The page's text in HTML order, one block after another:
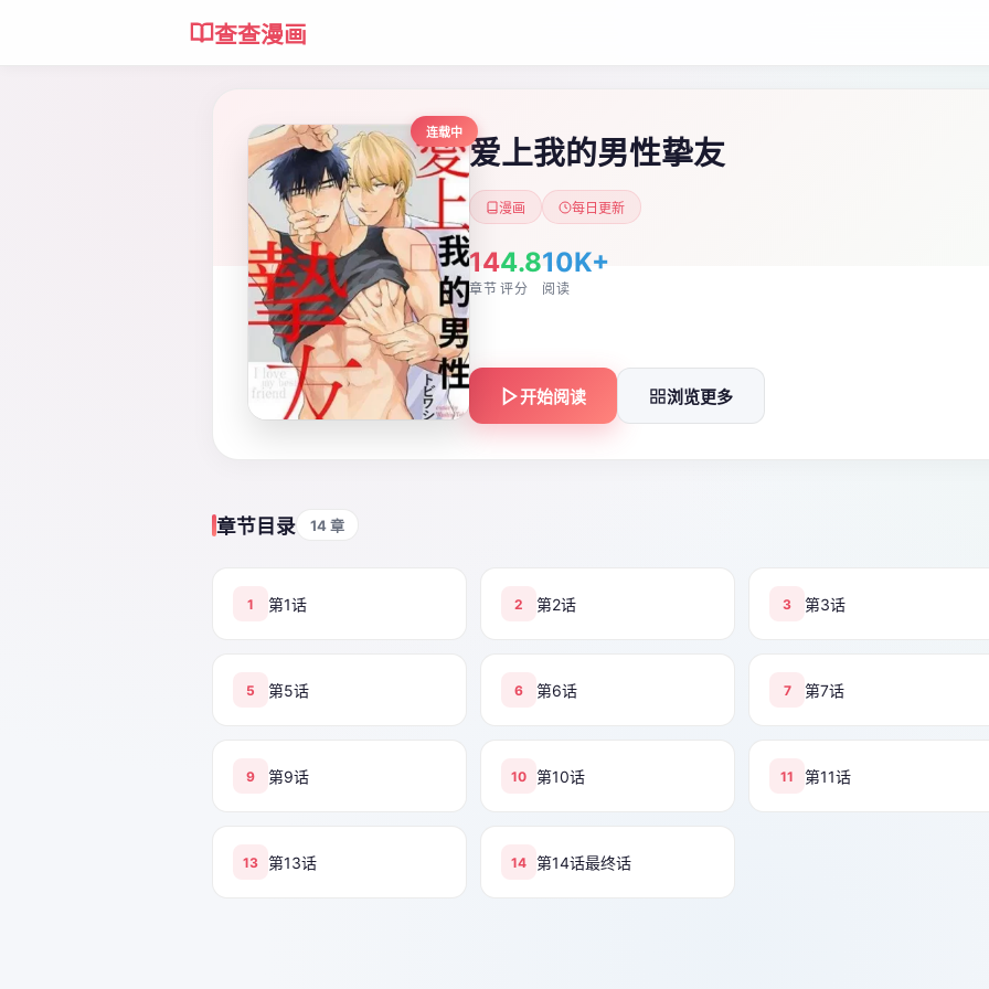
查查漫画
连载中
爱上我的男性挚友
漫画 每日更新
14
章节
4.8
评分
10K+
阅读
开始阅读 浏览更多
章节目录 14 章
1 第1话 2 第2话 3 第3话
5 第5话 6 第6话 7 第7话
9 第9话 10 第10话 11 第11话
13 第13话 14 第14话最终话